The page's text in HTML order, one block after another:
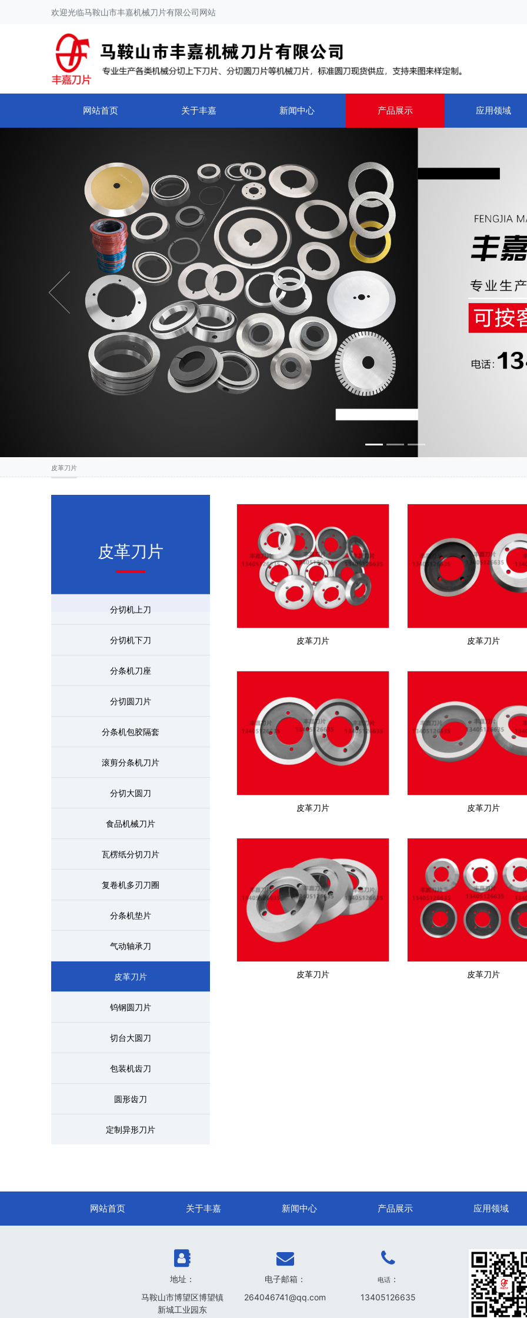
欢迎光临马鞍山市丰嘉机械刀片有限公司网站
网站首页 关于丰嘉 新闻中心 产品展示 应用领域
Previous
皮革刀片
皮革刀片
分切机上刀
分切机下刀
分条机刀座
分切圆刀片
分条机包胶隔套
滚剪分条机刀片
分切大圆刀
食品机械刀片
瓦楞纸分切刀片
复卷机多刃刀圈
分条机垫片
气动轴承刀
皮革刀片
钨钢圆刀片
切台大圆刀
包装机齿刀
圆形齿刀
定制异形刀片
皮革刀片 皮革刀片
皮革刀片 皮革刀片
皮革刀片 皮革刀片
网站首页 关于丰嘉 新闻中心 产品展示 应用领域
地址：
马鞍山市博望区博望镇
新城工业园东
电子邮箱：
264046741@qq.com
电话：
13405126635